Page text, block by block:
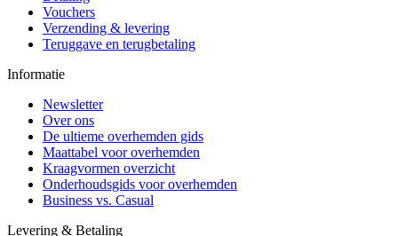
Vouchers
Verzending & levering
Teruggave en terugbetaling
Informatie
Newsletter
Over ons
De ultieme overhemden gids
Maattabel voor overhemden
Kraagvormen overzicht
Onderhoudsgids voor overhemden
Business vs. Casual
Levering & Betaling